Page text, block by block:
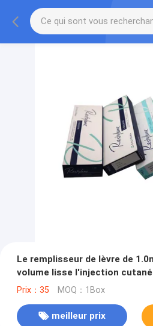
Le remplisseur de lèvre de
volume lisse l'injection
ride de lèvre supérieure
Prix：35 MOQ：1Box
meilleur prix